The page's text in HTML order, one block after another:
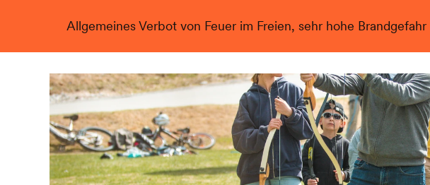
Allgemeines Verbot von Feuer im Freien, sehr hohe Brandgefahr
Live